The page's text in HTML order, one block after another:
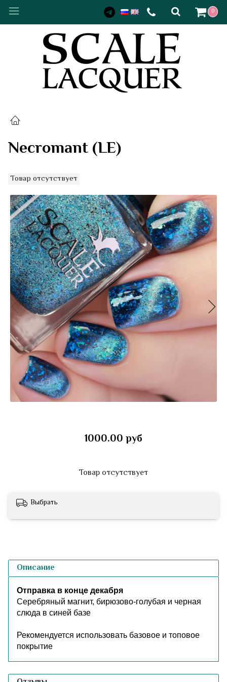
0
Necromant (LE)
Товар отсутствует
1000.00 руб
Товар отсутствует
Выбрать
Описание
Отправка в конце декабря
Серебряный магнит, бирюзово-голубая и черная
слюда в синей базе
Рекомендуется использовать базовое и топовое
покрытие